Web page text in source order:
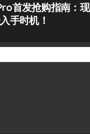
首发抢购指南：现
手时机！